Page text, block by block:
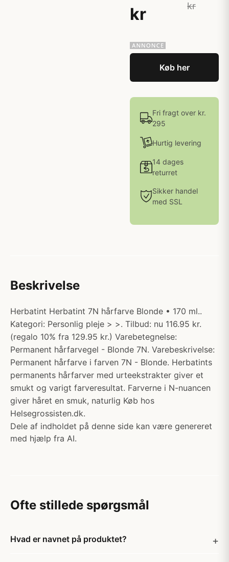
kr
kr
Køb her
Fri fragt over kr.
295
Hurtig levering
14 dages
returret
Sikker handel
med SSL
Beskrivelse
Herbatint Herbatint 7N hårfarve Blonde • 170 ml..
Kategori: Personlig pleje > >. Tilbud: nu 116.95 kr.
(regalo 10% fra 129.95 kr.) Varebetegnelse:
Permanent hårfarvegel - Blonde 7N. Varebeskrivelse:
Permanent hårfarve i farven 7N - Blonde. Herbatints
permanents hårfarver med urteekstrakter giver et
smukt og varigt farveresultat. Farverne i N-nuancen
giver håret en smuk, naturlig Køb hos
Helsegrossisten.dk.
Dele af indholdet på denne side kan være genereret
med hjælp fra AI.
Ofte stillede spørgsmål
Hvad er navnet på produktet?